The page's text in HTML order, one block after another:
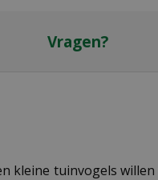
Vragen?
kleine tuinvogels